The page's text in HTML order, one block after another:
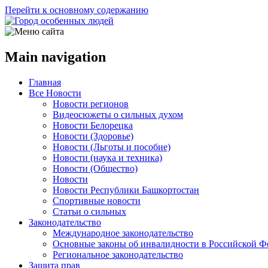
Перейти к основному содержанию
Main navigation
Главная
Все Новости
Новости регионов
Видеосюжеты о сильных духом
Новости Белорецка
Новости (Здоровье)
Новости (Льготы и пособие)
Новости (наука и техника)
Новости (Общество)
Новости
Новости Республики Башкортостан
Спортивные новости
Статьи о сильных
Законодательство
Международное законодательство
Основные законы об инвалидности в Российской
Региональное законодательство
Защита прав